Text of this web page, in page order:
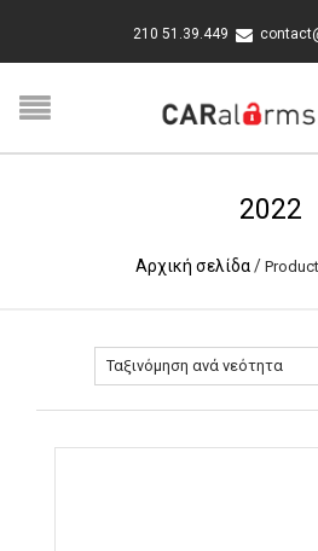
210 51.39.449
2022
Αρχική σελίδα /